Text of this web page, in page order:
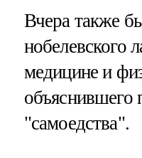
Вчера также
нобелевского
медицине и
объяснившего
"самоедства".